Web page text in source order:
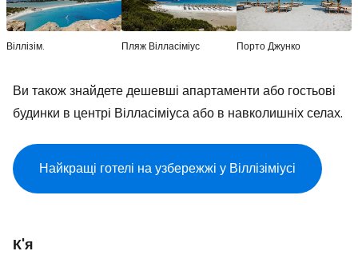
Віллізім. Пляж Вілласіміус Порто Джунко
Ви також знайдете дешевші апартаменти або гостьові
будинки в центрі Вілласіміуса або в навколишніх селах.
Найкращі готелі на узбережжі у Віллізіміусі
К'я